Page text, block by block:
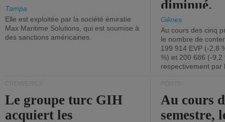
Tampa
Elle est exploitée par la société émiratie
Max Maritime Solutions, qui est soumise à
des sanctions américaines.
diminué.
Gênes
Au cours des cinq
le nombre de
199 914 EVP (-2,8
%) et 200 686 (-9,2
respectivement par
Le groupe turc GIH
acquiert les
Au cours
semestre,